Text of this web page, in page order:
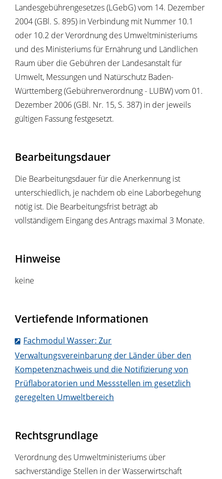
Landesgebührengesetzes (LGebG) vom 14. Dezember
2004 (GBl. S. 895) in Verbindung mit Nummer 10.1
oder 10.2 der Verordnung des Umweltministeriums
und des Ministeriums für Ernährung und Ländlichen
Raum über die Gebühren der Landesanstalt für
Umwelt, Messungen und Natürschutz Baden-
Württemberg (Gebührenverordnung - LUBW) vom 01.
Dezember 2006 (GBl. Nr. 15, S. 387) in der jeweils
gültigen Fassung festgesetzt.
Bearbeitungsdauer
Die Bearbeitungsdauer für die Anerkennung ist
unterschiedlich, je nachdem ob eine Laborbegehung
nötig ist. Die Bearbeitungsfrist beträgt ab
vollständigem Eingang des Antrags maximal 3 Monate.
Hinweise
keine
Vertiefende Informationen
Fachmodul Wasser: Zur
Verwaltungsvereinbarung der Länder über den
Kompetenznachweis und die Notifizierung von
Prüflaboratorien und Messstellen im gesetzlich
geregelten Umweltbereich
Rechtsgrundlage
Verordnung des Umweltministeriums über
sachverständige Stellen in der Wasserwirtschaft